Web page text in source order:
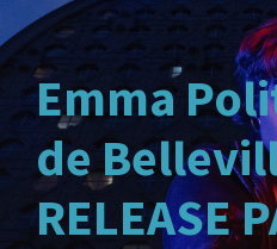
Emma
de
RELEASE